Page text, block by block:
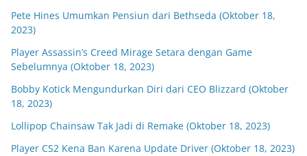
Pete Hines Umumkan Pensiun dari Bethseda (Oktober 18,
2023)
Player Assassin’s Creed Mirage Setara dengan Game
Sebelumnya (Oktober 18, 2023)
Bobby Kotick Mengundurkan Diri dari CEO Blizzard (Oktober
18, 2023)
Lollipop Chainsaw Tak Jadi di Remake (Oktober 18, 2023)
Player CS2 Kena Ban Karena Update Driver (Oktober 18, 2023)